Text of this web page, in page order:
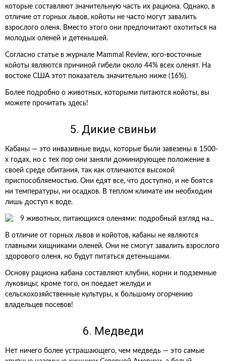
которые составляют значительную часть их рациона. Однако, в
отличие от горных львов, койоты не часто могут завалить
взрослого оленя. Вместо этого они предпочитают охотиться на
молодых оленей и детенышей.
Согласно статье в журнале Mammal Review, юго-восточные
койоты являются причиной гибели около 44% всех оленят. На
востоке США этот показатель значительно ниже (16%).
Более подробно о животных, которыми питаются койоты, вы
можете прочитать здесь!
5. Дикие свиньи
Кабаны — это инвазивные виды, которые были завезены в 1500-
х годах, но с тех пор они заняли доминирующее положение в
своей среде обитания, так как отличаются высокой
приспособляемостью. Они едят все, что доступно, и не боятся
ни температуры, ни осадков. В теплом климате им необходим
лишь доступ к воде.
В отличие от горных львов и койотов, кабаны не являются
главными хищниками оленей. Они не смогут завалить взрослого
здорового оленя, но будут питаться детенышами.
Основу рациона кабана составляют клубни, корни и подземные
луковицы; кроме того, он поедает желуди и
сельскохозяйственные культуры, к большому огорчению
владельцев посевов!
6. Медведи
Нет ничего более устрашающего, чем медведь — это самые